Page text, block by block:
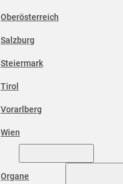
Oberösterreich
Salzburg
Steiermark
Tirol
Vorarlberg
Wien
Organe